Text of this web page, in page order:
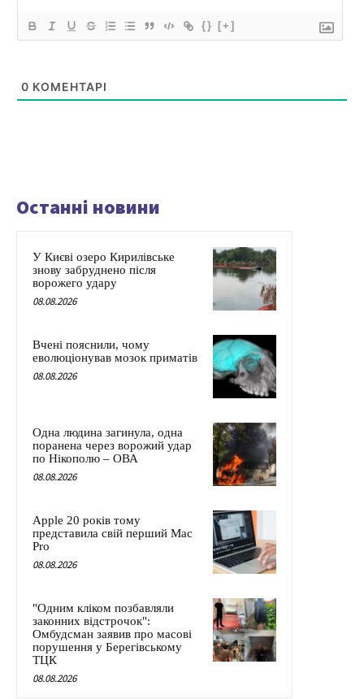
{} [+]
0 КОМЕНТАРІ
Останні новини
У Києві озеро Кирилівське
знову забруднено після
ворожего удару
08.08.2026
Вчені пояснили, чому
еволюціонував мозок приматів
08.08.2026
Одна людина загинула, одна
поранена через ворожий удар
по Нікополю – ОВА
08.08.2026
Apple 20 років тому
представила свій перший Mac
Pro
08.08.2026
"Одним кліком позбавляли
законних відстрочок":
Омбудсман заявив про масові
порушення у Берегівському
ТЦК
08.08.2026